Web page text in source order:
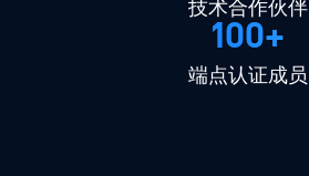
技术合作伙伴
100+
端点认证成员